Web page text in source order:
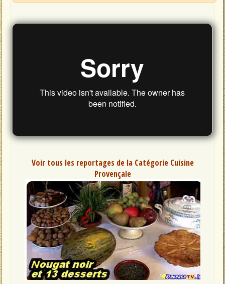
Voir tous les reportages de la Catégorie Cuisine
Provençale